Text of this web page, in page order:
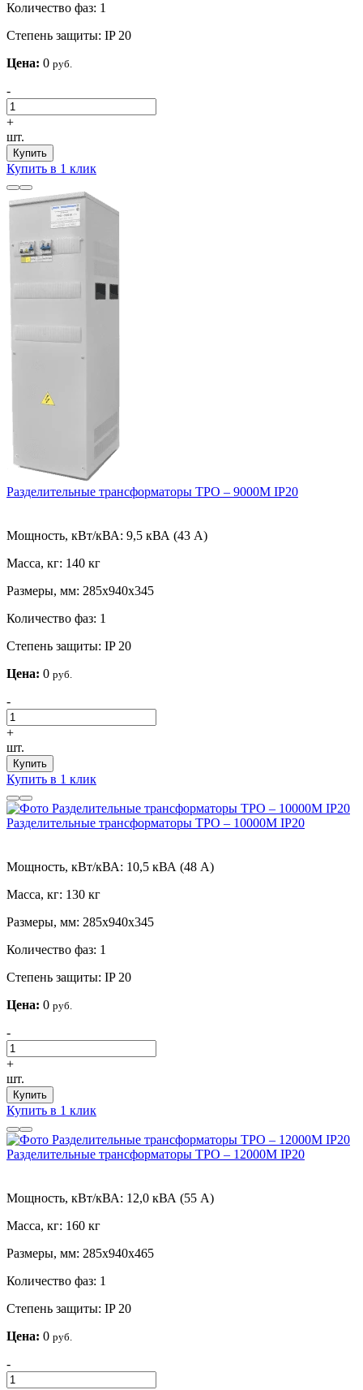
Количество фаз: 1
Степень защиты: IP 20
Цена: 0 руб.
-
+
шт.
Купить
Купить в 1 клик
Разделительные трансформаторы ТРО – 9000М IP20
Мощность, кВт/кВА: 9,5 кВА (43 А)
Масса, кг: 140 кг
Размеры, мм: 285х940х345
Количество фаз: 1
Степень защиты: IP 20
Цена: 0 руб.
-
+
шт.
Купить
Купить в 1 клик
Разделительные трансформаторы ТРО – 10000М IP20
Мощность, кВт/кВА: 10,5 кВА (48 А)
Масса, кг: 130 кг
Размеры, мм: 285х940х345
Количество фаз: 1
Степень защиты: IP 20
Цена: 0 руб.
-
+
шт.
Купить
Купить в 1 клик
Разделительные трансформаторы ТРО – 12000М IP20
Мощность, кВт/кВА: 12,0 кВА (55 А)
Масса, кг: 160 кг
Размеры, мм: 285х940х465
Количество фаз: 1
Степень защиты: IP 20
Цена: 0 руб.
-